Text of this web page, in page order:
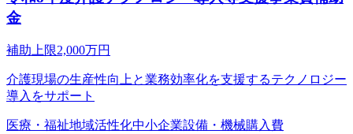
金
補助上限2,000万円
介護現場の生産性向上と業務効率化を支援するテクノロジー
導入をサポート
医療・福祉地域活性化中小企業設備・機械購入費